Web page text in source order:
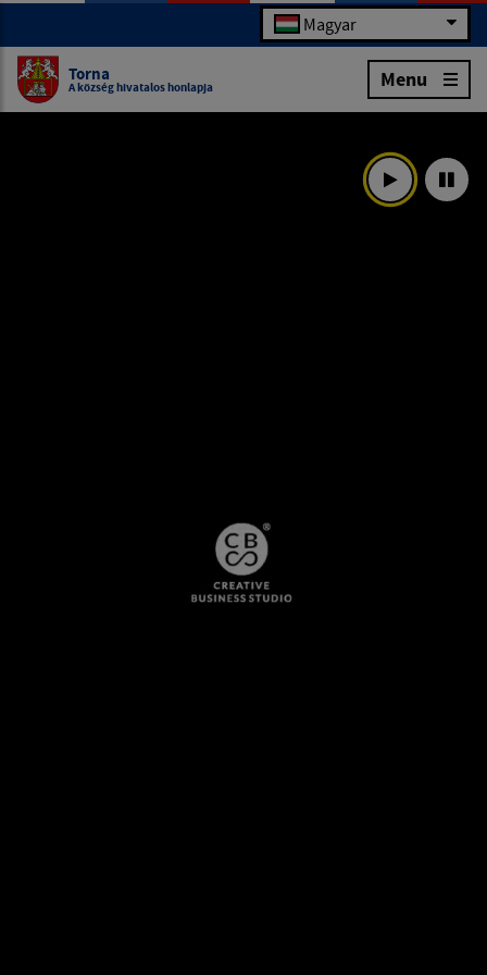
Magyar
Torna
A község hivatalos honlapja Menu